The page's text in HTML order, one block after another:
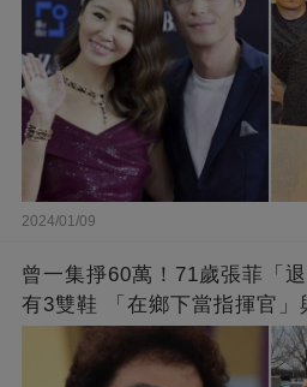
2024/01/09
曾一集掙60萬！71歲張菲「
有3雙鞋 「在鄉下當指揮官」